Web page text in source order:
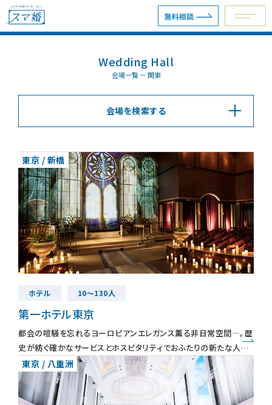
無料相談
予約専用ダイヤル 0120-098-754
ウェディングプラン
ショールーム・サロン 会場を探す
会場別見積例
フェア＆キャンペーン
安さの秘密
Wedding Hall
会場一覧 － 関東
東京 / 新橋
ホテル 10～130人
第一ホテル東京
都会の喧騒を忘れるヨーロピアンエレガンス薫る非日常空間―。歴
史が紡ぐ確かなサービスとホスピタリティでおふたりの新たな人生
の始まりにふさわしい、優雅なホテルウエディングをお過ごしいただ
けます。煉瓦造り
東京 / 八重洲
会場を検索する